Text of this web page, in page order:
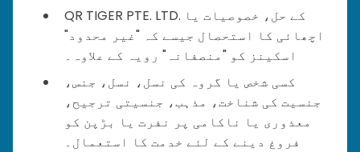
QR TIGER PTE. LTD. کے حل، خصوصیات یا
اچھائی کا استحصال جیسے کہ "غیر محدود"
اسکینز کو "منصفانہ" رویہ کے علاوہ۔
کسی شخص یا گروہ کی نسل، نسل، جنس،
جنسیت کی شناخت، مذہب، جنسیتی ترجیح،
معذوری یا ناکامی پر نفرت یا بڑپن کو
فروغ دینے کے لئے خدمت کا استعمال۔